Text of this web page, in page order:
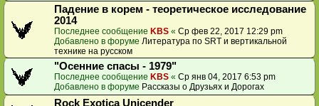
Падение в корем - теоретическое исследование
2014
Последнее сообщение KBS « Ср фев 22, 2017 12:29 pm
Добавлено в форуме Литература по SRT и вертикальной
технике на русском
"Осенние спасы - 1979"
Последнее сообщение KBS « Ср янв 04, 2017 6:53 pm
Добавлено в форуме Рассказы о Друзьях и Дорогах
Rock Exotica Unicender